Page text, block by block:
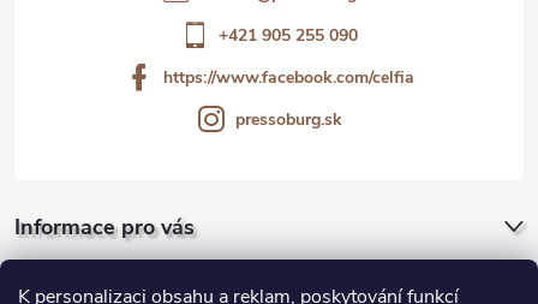
K personalizaci obsahu a reklam, poskytování funkcí
Informace pro vás
Pro firmy a gastro
+421 905 255 090
https://www.facebook.com/celfia
pressoburg.sk